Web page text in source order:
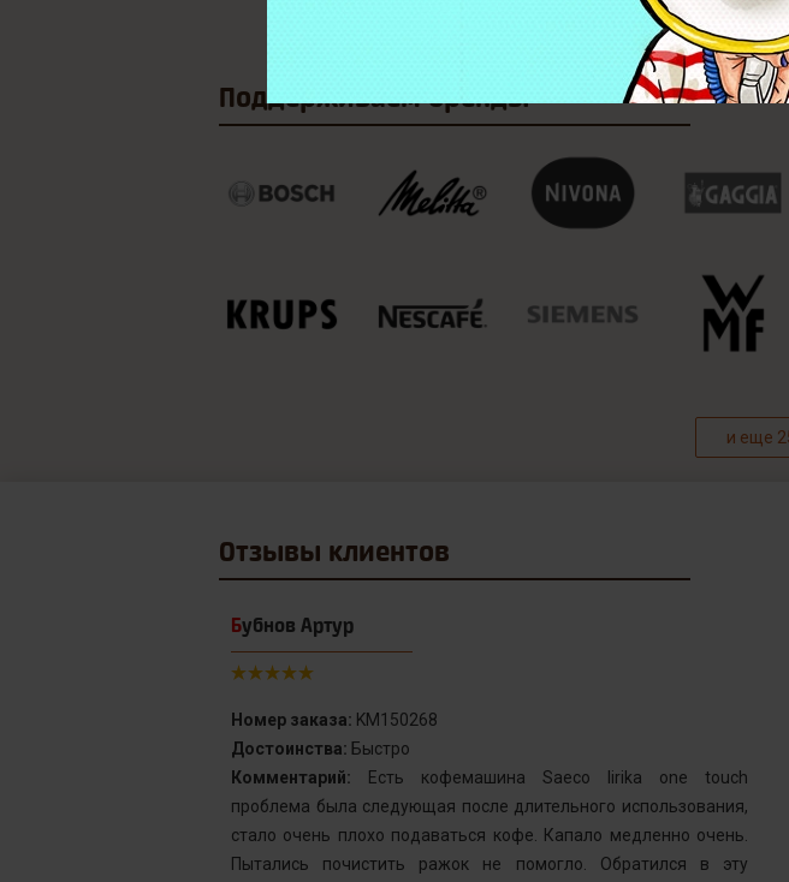
Поддерживаембренды
и еще
Отзывы клиентов
Бубнов Артур
Номер заказа: KM150268
Достоинства: Быстро
Комментарий: Есть кофемашина Saeco lirika one touch
проблема была следующая после длительного использования,
стало очень плохо подаваться кофе. Капало медленно очень.
Пытались почистить ражок не помогло. Обратился в эту